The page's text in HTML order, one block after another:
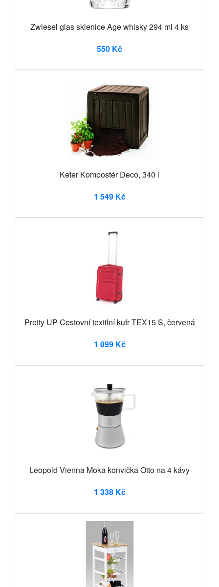
Zwiesel glas sklenice Age whisky 294 ml 4 ks
550 Kč
Keter Kompostér Deco, 340 l
1 549 Kč
Pretty UP Cestovní textilní kufr TEX15 S, červená
1 099 Kč
Leopold Vienna Moka konvička Otto na 4 kávy
1 338 Kč